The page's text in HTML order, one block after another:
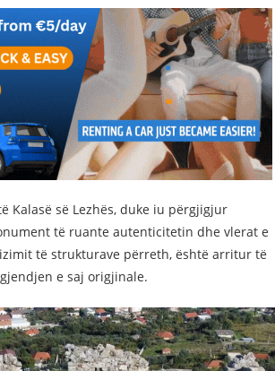
së Lezhës, duke iu përgjigjur
të ruante autenticitetin dhe vlerat e
të strukturave përreth, është arritur të
e saj origjinale.